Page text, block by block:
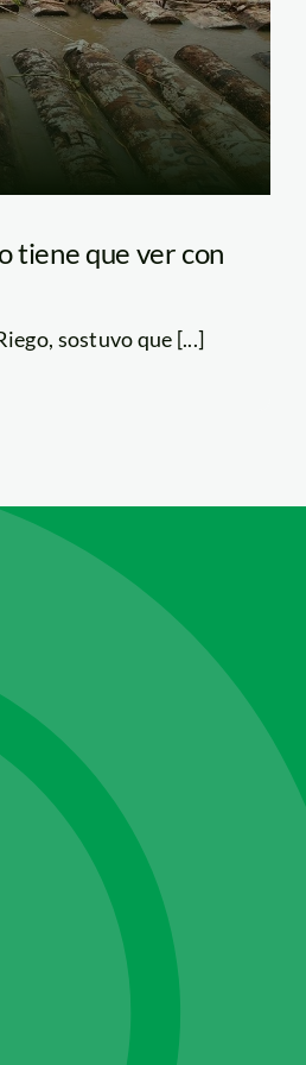
tiene que ver con
sostuvo que [...]